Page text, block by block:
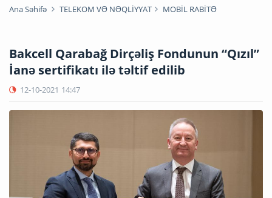
Ana Səhifə TELEKOM VƏ NƏQLİYYAT MOBİL RABİTƏ
Bakcell Qarabağ Dirçəliş Fondunun “Qızıl”
İanə sertifikatı ilə təltif edilib
12-10-2021 14:47